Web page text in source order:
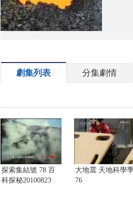
劇集列表 分集劇情
探索集結號 78 百
科探秘20100823
大地震 天地科學
76